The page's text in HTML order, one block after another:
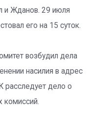
и Жданов. 29 июля
его на 15 суток.
возбудил дела
насилия в адрес
расследует дело о
комиссий.